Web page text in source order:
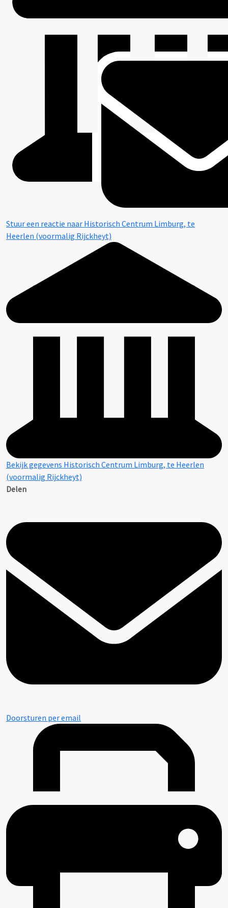
Stuur een reactie naar Historisch Centrum Limburg, te
Heerlen (voormalig Rijckheyt)
Bekijk gegevens Historisch Centrum Limburg, te Heerlen
(voormalig Rijckheyt)
Delen
Doorsturen per email